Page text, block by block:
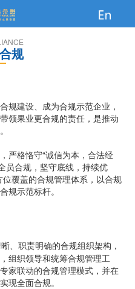
规
规建设、成为合规示范企业，
领果业更合规的责任，是推动
严格恪守“诚信为本，合法经
员合规，坚守底线，持续优
覆盖的合规管理体系，以合规
规示范标杆。
、职责明确的合规组织架构，
组织领导和统筹合规管理工
家联动的合规管理模式，并在
现全面合规。